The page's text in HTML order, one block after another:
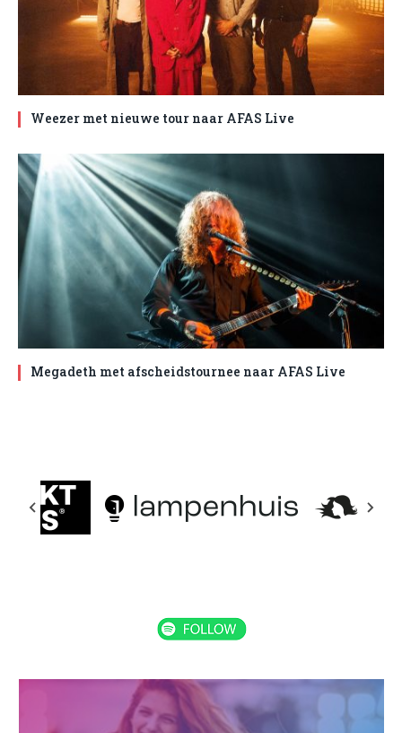
Weezer met nieuwe tour naar AFAS Live
Megadeth met afscheidstournee naar AFAS Live